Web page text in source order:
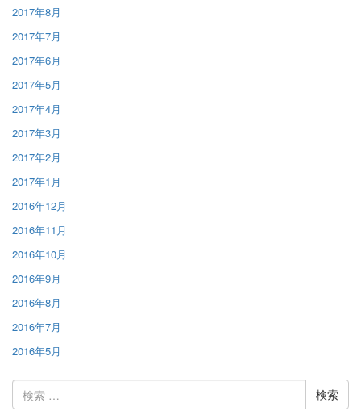
2017年8月
2017年7月
2017年6月
2017年5月
2017年4月
2017年3月
2017年2月
2017年1月
2016年12月
2016年11月
2016年10月
2016年9月
2016年8月
2016年7月
2016年5月
索: